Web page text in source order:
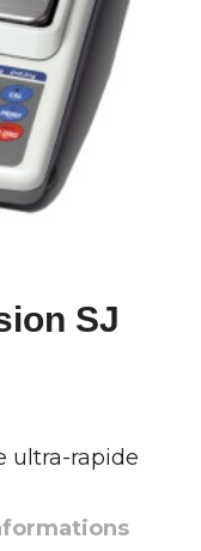
SJ
ultra-rapide